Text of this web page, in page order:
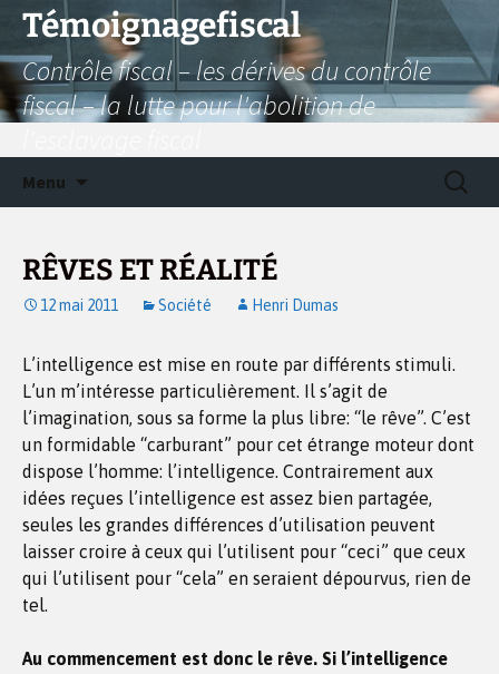
Aller
contenu
Témoignagefiscal
Contrôle fiscal – les dérives du contrôle
fiscal – la lutte pour l'abolition de
Menu
RÊVES ET RÉALITÉ
12 mai 2011 Société Henri Dumas
L’intelligence est mise en route par différents stimuli.
L’un m’intéresse particulièrement. Il s’agit de
l’imagination, sous sa forme la plus libre: “le rêve”. C’est
un formidable “carburant” pour cet étrange moteur dont
dispose l’homme: l’intelligence. Contrairement aux
idées reçues l’intelligence est assez bien partagée,
seules les grandes différences d’utilisation peuvent
laisser croire à ceux qui l’utilisent pour “ceci” que ceux
qui l’utilisent pour “cela” en seraient dépourvus, rien de
tel.
Au commencement est donc le rêve. Si l’intelligence